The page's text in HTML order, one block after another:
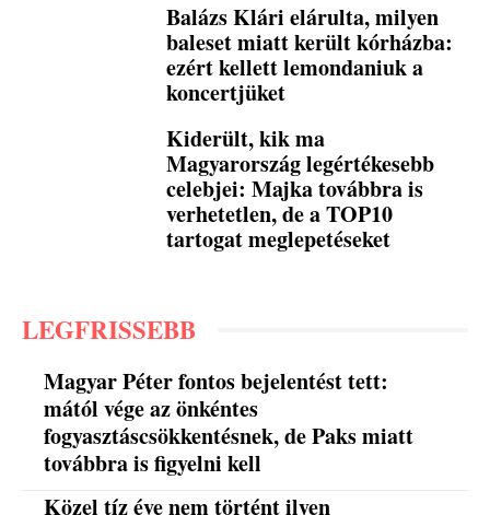
Balázs Klári elárulta, milyen
baleset miatt került kórházba:
ezért kellett lemondaniuk a
koncertjüket
Kiderült, kik ma
Magyarország legértékesebb
celebjei: Majka továbbra is
verhetetlen, de a TOP10
tartogat meglepetéseket
LEGFRISSEBB
Magyar Péter fontos bejelentést tett:
mától vége az önkéntes
fogyasztáscsökkentésnek, de Paks miatt
továbbra is figyelni kell
Közel tíz éve nem történt ilyen